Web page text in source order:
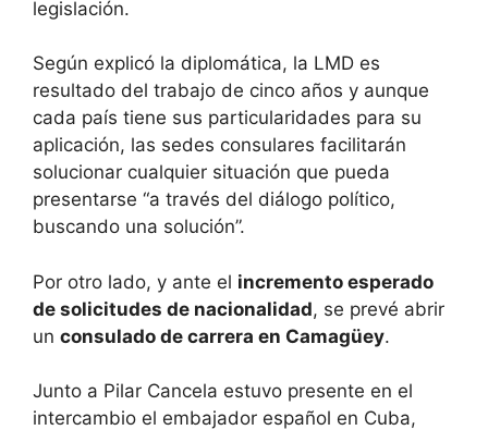
legislación.
Según explicó la diplomática, la LMD es
resultado del trabajo de cinco años y aunque
cada país tiene sus particularidades para su
aplicación, las sedes consulares facilitarán
solucionar cualquier situación que pueda
presentarse “a través del diálogo político,
buscando una solución”.
Por otro lado, y ante el incremento esperado
de solicitudes de nacionalidad, se prevé abrir
un consulado de carrera en Camagüey.
Junto a Pilar Cancela estuvo presente en el
intercambio el embajador español en Cuba,